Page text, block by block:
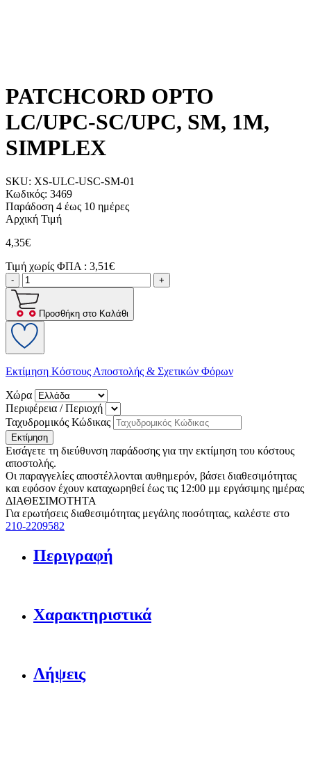
PATCHCORD OPTO
LC/UPC-SC/UPC, SM, 1M,
SIMPLEX
SKU: XS-ULC-USC-SM-01
Κωδικός: 3469
Παράδοση 4 έως 10 ημέρες
Αρχική Τιμή
4,35€
Τιμή χωρίς ΦΠΑ : 3,51€
- +
Προσθήκη στο Καλάθι
Εκτίμηση Κόστους Αποστολής & Σχετικών Φόρων
Χώρα
Περιφέρεια / Περιοχή
Ταχυδρομικός Κώδικας
Εκτίμηση
Εισάγετε τη διεύθυνση παράδοσης για την εκτίμηση του κόστους
αποστολής.
Οι παραγγελίες αποστέλλονται αυθημερόν, βάσει διαθεσιμότητας
και εφόσον έχουν καταχωρηθεί έως τις 12:00 μμ εργάσιμης ημέρας
ΔΙΑΘΕΣΙΜΟΤΗΤΑ
Για ερωτήσεις διαθεσιμότητας μεγάλης ποσότητας, καλέστε στο
210-2209582
Περιγραφή
Χαρακτηριστικά
Λήψεις